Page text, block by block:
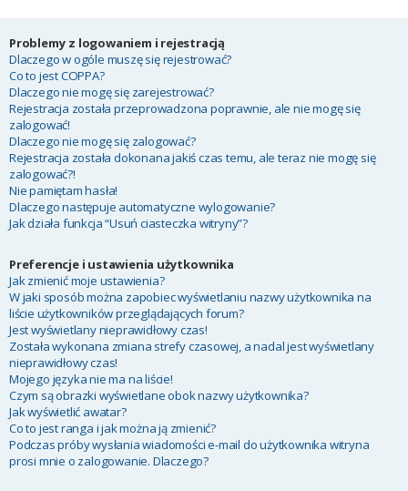
Problemy z logowaniem i rejestracją
Dlaczego w ogóle muszę się rejestrować?
Co to jest COPPA?
Dlaczego nie mogę się zarejestrować?
Rejestracja została przeprowadzona poprawnie, ale nie mogę się
zalogować!
Dlaczego nie mogę się zalogować?
Rejestracja została dokonana jakiś czas temu, ale teraz nie mogę się
zalogować?!
Nie pamiętam hasła!
Dlaczego następuje automatyczne wylogowanie?
Jak działa funkcja “Usuń ciasteczka witryny”?
Preferencje i ustawienia użytkownika
Jak zmienić moje ustawienia?
W jaki sposób można zapobiec wyświetlaniu nazwy użytkownika na
liście użytkowników przeglądających forum?
Jest wyświetlany nieprawidłowy czas!
Została wykonana zmiana strefy czasowej, a nadal jest wyświetlany
nieprawidłowy czas!
Mojego języka nie ma na liście!
Czym są obrazki wyświetlane obok nazwy użytkownika?
Jak wyświetlić awatar?
Co to jest ranga i jak można ją zmienić?
Podczas próby wysłania wiadomości e-mail do użytkownika witryna
prosi mnie o zalogowanie. Dlaczego?